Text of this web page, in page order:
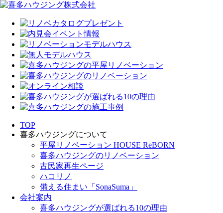
TOP
喜多ハウジングについて
平屋リノベーション HOUSE ReBORN
喜多ハウジングのリノベーション
古民家再生ページ
ハコリノ
備える住まい「SonaSuma」
会社案内
喜多ハウジングが選ばれる10の理由